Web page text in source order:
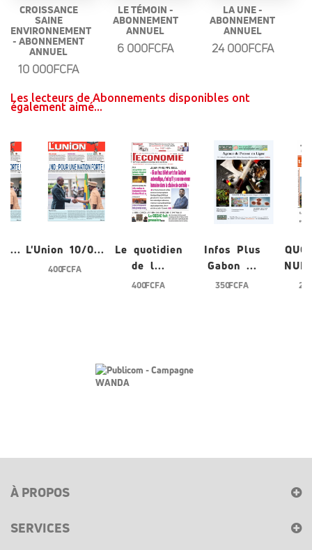
CROISSANCE
SAINE
ENVIRONNEMENT
- ABONNEMENT
ANNUEL
10 000FCFA
LE TÉMOIN -
ABONNEMENT
ANNUEL
6 000FCFA
LA UNE -
ABONNEMENT
ANNUEL
24 000FCFA
Les lecteurs de Abonnements disponibles ont
également aimé...
0... L'Union 10/0...
400 FCFA
Le quotidien
de l...
400 FCFA
Infos Plus
Gabon ...
350 FCFA
À PROPOS
SERVICES